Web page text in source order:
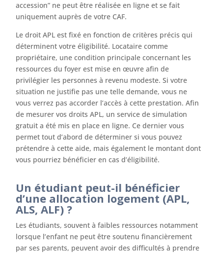
accession” ne peut être réalisée en ligne et se fait
uniquement auprès de votre CAF.
Le droit APL est fixé en fonction de critères précis qui
déterminent votre éligibilité. Locataire comme
propriétaire, une condition principale concernant les
ressources du foyer est mise en œuvre afin de
privilégier les personnes à revenu modeste. Si votre
situation ne justifie pas une telle demande, vous ne
vous verrez pas accorder l’accès à cette prestation. Afin
de mesurer vos droits APL, un service de simulation
gratuit a été mis en place en ligne. Ce dernier vous
permet tout d’abord de déterminer si vous pouvez
prétendre à cette aide, mais également le montant dont
vous pourriez bénéficier en cas d’éligibilité.
Un étudiant peut-il bénéficier
d’une allocation logement (APL,
ALS, ALF) ?
Les étudiants, souvent à faibles ressources notamment
lorsque l’enfant ne peut être soutenu financièrement
par ses parents, peuvent avoir des difficultés à prendre